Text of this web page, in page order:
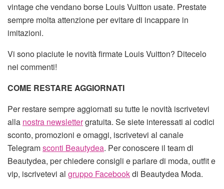
vintage che vendano borse Louis Vuitton usate. Prestate
sempre molta attenzione per evitare di incappare in
imitazioni.
Vi sono piaciute le novità firmate Louis Vuitton? Ditecelo
nei commenti!
COME RESTARE AGGIORNATI
Per restare sempre aggiornati su tutte le novità iscrivetevi
alla nostra newslettergratuita. Se siete interessati ai codici
sconto, promozioni e omaggi, iscrivetevi al canale
Telegramsconti Beautydea. Per conoscere il team di
Beautydea, per chiedere consigli e parlare di moda, outfit e
vip, iscrivetevi al gruppo Facebookdi Beautydea Moda.